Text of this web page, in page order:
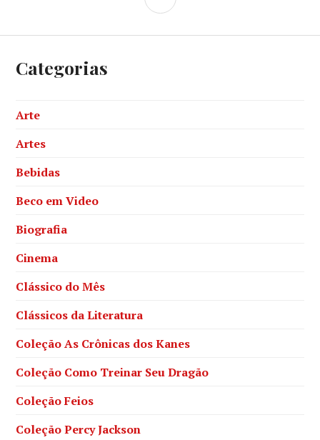
Categorias
Arte
Artes
Bebidas
Beco em Video
Biografia
Cinema
Clássico do Mês
Clássicos da Literatura
Coleção As Crônicas dos Kanes
Coleção Como Treinar Seu Dragão
Coleção Feios
Coleção Percy Jackson